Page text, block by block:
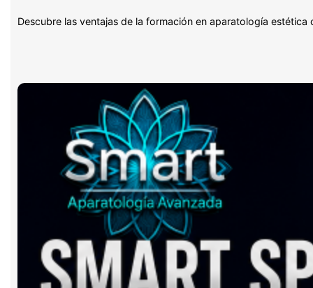
Descubre las ventajas de la formación en aparatología estética